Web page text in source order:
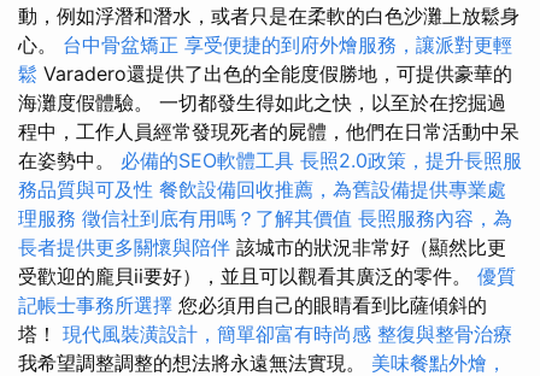
動，例如浮潛和潛水，或者只是在柔軟的白色沙灘上放鬆身
心。 台中骨盆矯正 享受便捷的到府外燴服務，讓派對更輕
鬆 Varadero還提供了出色的全能度假勝地，可提供豪華的
海灘度假體驗。 一切都發生得如此之快，以至於在挖掘過
程中，工作人員經常發現死者的屍體，他們在日常活動中呆
在姿勢中。 必備的SEO軟體工具 長照2.0政策，提升長照服
務品質與可及性 餐飲設備回收推薦，為舊設備提供專業處
理服務 徵信社到底有用嗎？了解其價值 長照服務內容，為
長者提供更多關懷與陪伴 該城市的狀況非常好（顯然比更
受歡迎的龐貝ii要好），並且可以觀看其廣泛的零件。 優質
記帳士事務所選擇 您必須用自己的眼睛看到比薩傾斜的
塔！ 現代風裝潢設計，簡單卻富有時尚感 整復與整骨治療
我希望調整調整的想法將永遠無法實現。 美味餐點外燴，